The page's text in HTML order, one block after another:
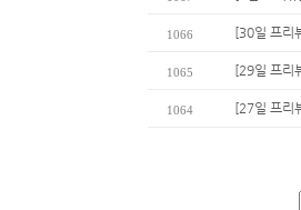
1066 [30일 프리
1065 [29일 프리
1064 [27일 프리